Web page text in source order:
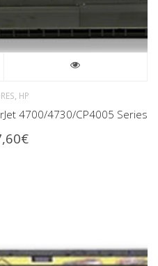
, HP
4700/4730/CP4005 Series
€